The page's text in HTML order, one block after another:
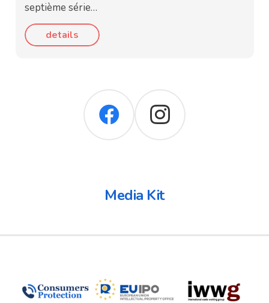
septième série…
details
Media Kit